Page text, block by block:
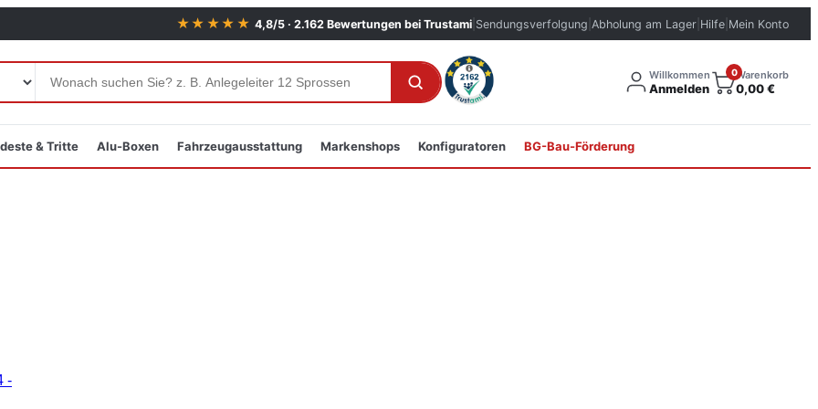
★★★★★ 4,8/5 · 2.162 Bewertungen bei Trustami Sendungsverfolgung Abholung am Lager Hilfe Mein Konto
Willkommen
Anmelden
0Warenkorb
0,00€
& Tritte Alu-Boxen Fahrzeugausstattung Markenshops Konfiguratoren BG-Bau-Förderung